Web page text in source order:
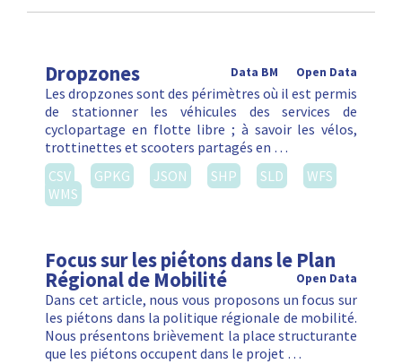
Dropzones Open Data
Data BM
Les dropzones sont des périmètres où il est permis
de stationner les véhicules des services de
cyclopartage en flotte libre ; à savoir les vélos,
trottinettes et scooters partagés en …
CSV
GPKG JSON SHP SLD
WFS
WMS
Focus sur les piétons dans le Plan
Régional de Mobilité Open Data
Dans cet article, nous vous proposons un focus sur
les piétons dans la politique régionale de mobilité.
Nous présentons brièvement la place structurante
que les piétons occupent dans le projet …